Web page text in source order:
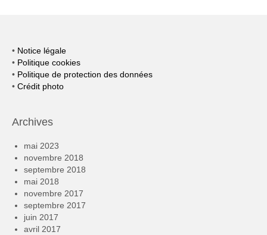
• Notice légale
• Politique cookies
• Politique de protection des données
• Crédit photo
Archives
mai 2023
novembre 2018
septembre 2018
mai 2018
novembre 2017
septembre 2017
juin 2017
avril 2017